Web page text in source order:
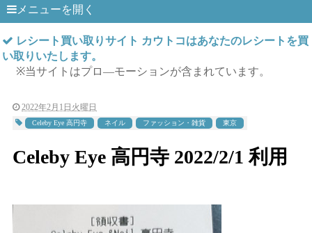
メニューを開く
レシート買い取りサイト カウトコはあなたのレシートを買
い取りいたします。
※当サイトはプロ―モーションが含まれています。
2022年2月1日火曜日
Celeby Eye 高円寺 ネイル ファッション・雑貨 東京
Celeby Eye 高円寺 2022/2/1 利用